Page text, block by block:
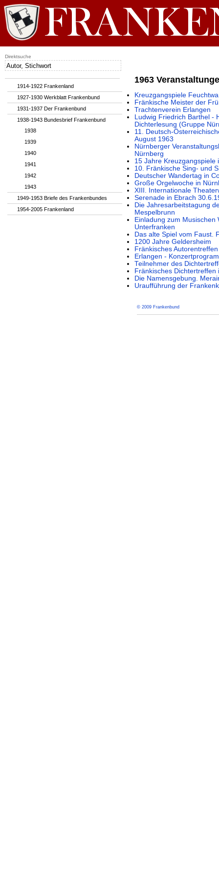
1963
Kreuzgangspiele
Fränkische Meister der
Trachtenverein Erlangen
Ludwig Friedrich Barthel -
Dichterlesung (Gruppe
11. Deutsch-
August 1963
Nürnberger
Nürnberg
15 Jahre Kreuzgangspiele
10. Fränkische Sing- und
Deutscher Wandertag in
Große Orgelwoche in
XIII. Internationale
Serenade in Ebrach
Die Jahresarbeitstagung
Mespelbrunn
Einladung zum
Unterfranken
Das alte Spiel vom Faust.
1200 Jahre Geldersheim
Fränkisches
Erlangen -
Teilnehmer des
Fränkisches
Die Namensgebung.
Uraufführung der
© 2009 Frankenbund
1914-1922 Frankenland
1927-1930 Werkblatt Frankenbund
1931-1937 Der Frankenbund
1938-1943 Bundesbrief Frankenbund
1938
1939
1940
1941
1942
1943
1949-1953 Briefe des Frankenbundes
1954-2005 Frankenland
Direktsuche